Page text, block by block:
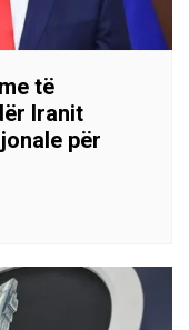
të
Iranit
për